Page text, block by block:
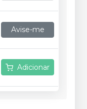
Avise-me
Adicionar